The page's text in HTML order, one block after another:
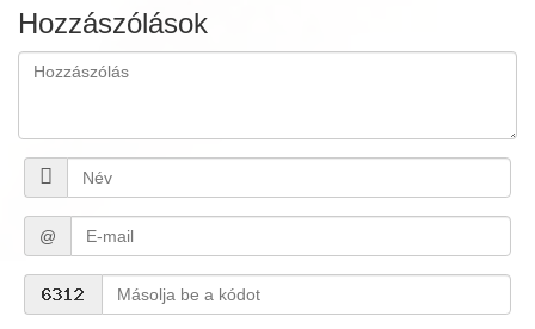
Hozzászólások
@